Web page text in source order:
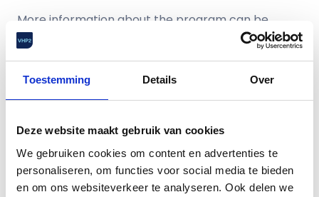
Toestemming Details Over
Deze website maakt gebruik van cookies
We gebruiken cookies om content en advertenties te
personaliseren, om functies voor social media te bieden
en om ons websiteverkeer te analyseren. Ook delen we
More information about the program can be
found at:
During this inspiring evening session filled with
practical lessons from the world’s best investors,
Lennart shares his clear and immediately
both beginners and experienced investors; no
prior knowledge is required.
What you’ll gain from the masterclass: